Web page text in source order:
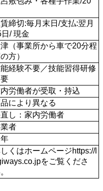
締切:毎月末日/支払:翌月
日/ 現金
（事業所から車で20分程
方）
経験不要／技能習得研修
労働者が受取・持込
により異なる
し：家内労働者
者
くはホームページhttps://l
をご覧くださ